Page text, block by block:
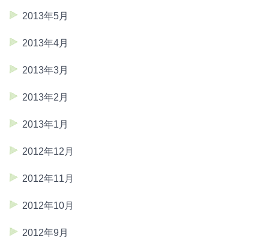
2013年5月
2013年4月
2013年3月
2013年2月
2013年1月
2012年12月
2012年11月
2012年10月
2012年9月